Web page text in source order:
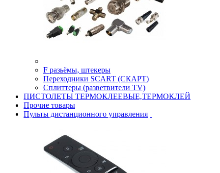
F разьёмы, штекеры
Переходники SCART (СКАРТ)
Сплиттеры (разветвители TV)
ПИСТОЛЕТЫ ТЕРМОКЛЕЕВЫЕ,ТЕРМОКЛЕЙ
Прочие товары
Пульты дистанционного управления